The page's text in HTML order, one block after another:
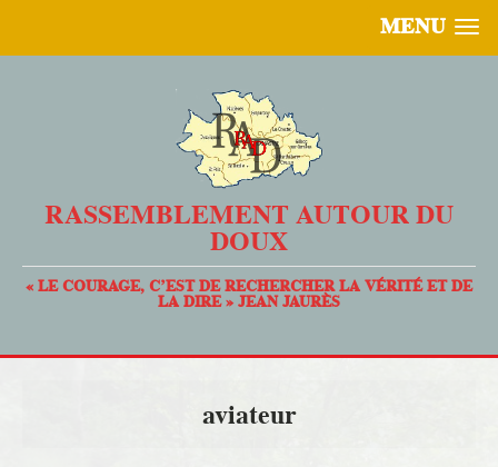
MENU
RASSEMBLEMENT AUTOUR DU
DOUX
« LE COURAGE, C’EST DE RECHERCHER LA VÉRITÉ ET DE
LA DIRE » JEAN JAURÈS
aviateur